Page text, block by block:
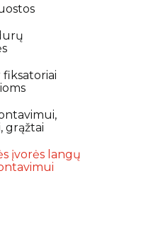
fiksatoriai
grąžtai
įvorės langų